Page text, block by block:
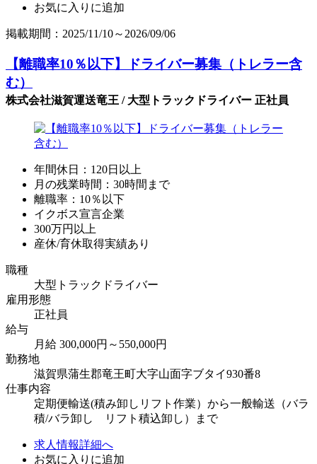
お気に入りに追加
掲載期間：2025/11/10～2026/09/06
【離職率10％以下】ドライバー募集（トレラー含
む）
株式会社滋賀運送竜王 / 大型トラックドライバー 正社員
年間休日：120日以上
月の残業時間：30時間まで
離職率：10％以下
イクボス宣言企業
300万円以上
産休/育休取得実績あり
職種
大型トラックドライバー
雇用形態
正社員
給与
月給 300,000円～550,000円
勤務地
滋賀県蒲生郡竜王町大字山面字ブタイ930番8
仕事内容
定期便輸送(積み卸しリフト作業）から一般輸送（バラ
積/バラ卸し リフト積込卸し）まで
求人情報詳細へ
お気に入りに追加